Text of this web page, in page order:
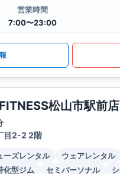
営業時間
7:00〜23:00
松山市駅前店
目2-2 2階
ーズレンタル ウェアレンタル
化型ジム セミパーソナル